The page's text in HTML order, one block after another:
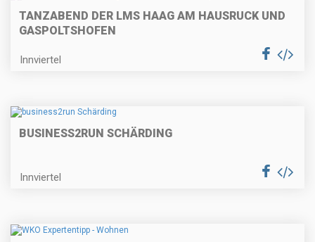
TANZABEND DER LMS HAAG AM HAUSRUCK UND
GASPOLTSHOFEN
Innviertel
BUSINESS2RUN SCHÄRDING
Innviertel